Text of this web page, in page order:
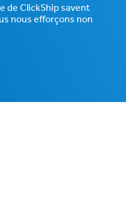
de ClickShip savent
nous efforçons non